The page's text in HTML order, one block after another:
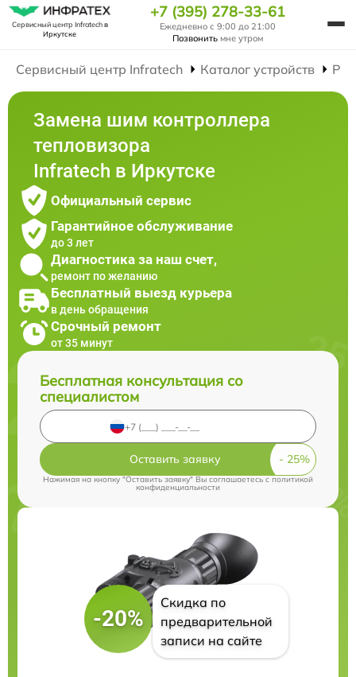
Сервисный центр Infratechв
Иркутске
+7 (395) 278-33-61
Ежедневно с 9:00 до 21:00
Позвонить мне утром
Сервисный центр Infratech Каталог устройств
Замена шим контроллера
тепловизора
Infratech в Иркутске
Официальный сервис
Гарантийное обслуживание
до 3 лет
Диагностика за наш счет,
ремонт по желанию
Бесплатный выезд курьера
в день обращения
Срочный ремонт
от 35 минут
Бесплатная консультация со
специалистом
Оставить заявку
Нажимая на кнопку "Оставить заявку" Вы соглашаетесь cполитикой
конфиденциальности
-20%
Скидка по
предварительной
записи на сайте